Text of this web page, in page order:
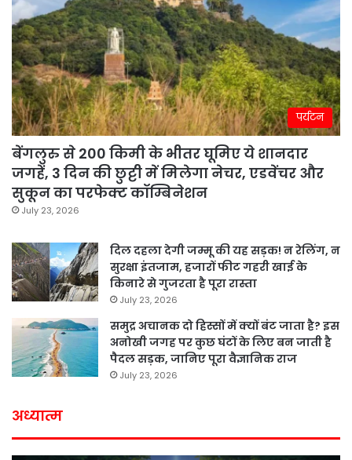
पर्यटन
बेंगलुरु से 200 किमी के भीतर घूमिए ये शानदार
जगहें, 3 दिन की छुट्टी में मिलेगा नेचर, एडवेंचर और
सुकून का परफेक्ट कॉम्बिनेशन
July 23, 2026
दिल दहला देगी जम्मू की यह सड़क! न रेलिंग, न
सुरक्षा इंतजाम, हजारों फीट गहरी खाई के
किनारे से गुजरता है पूरा रास्ता
July 23, 2026
समुद्र अचानक दो हिस्सों में क्यों बंट जाता है? इस
अनोखी जगह पर कुछ घंटों के लिए बन जाती है
पैदल सड़क, जानिए पूरा वैज्ञानिक राज
July 23, 2026
अध्यात्म